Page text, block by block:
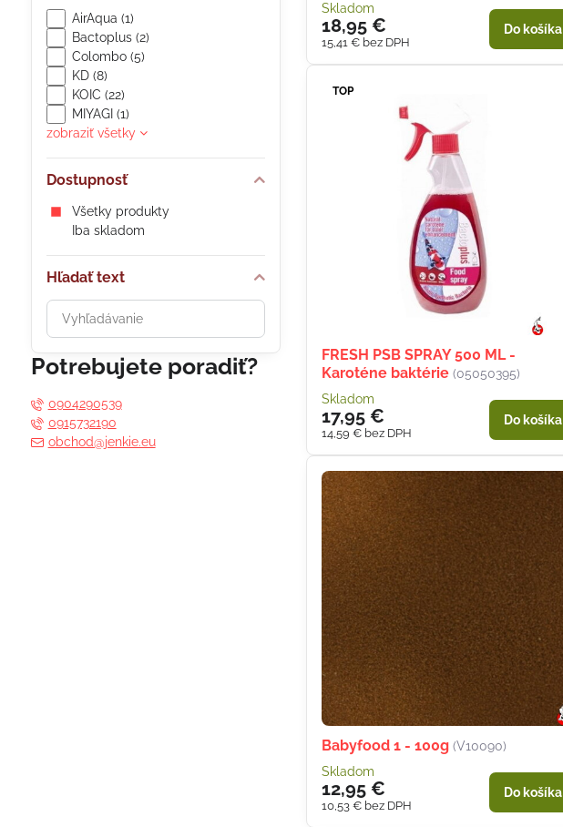
Skladom
18,95 €
15,41 € bez DPH
Do košíka
TOP
FRESH PSB SPRAY 500 ML -
Karoténe baktérie (05050395)
Skladom
17,95 €
14,59 € bez DPH
Do košíka
Babyfood 1 - 100g (V10090)
Skladom
12,95 €
10,53 € bez DPH
Do košíka
AirAqua (1)
Bactoplus (2)
Colombo (5)
KD (8)
KOIC (22)
MIYAGI (1)
zobraziť všetky
Dostupnosť
Všetky produkty
Iba skladom
Hľadať text
Prehľadať
výsledky
filtra
fulltextom
Potrebujete poradiť?
0904290539
0915732190
obchod@jenkie.eu